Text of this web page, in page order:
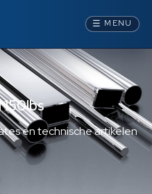
☰ MENU
150lbs
en technische artikelen